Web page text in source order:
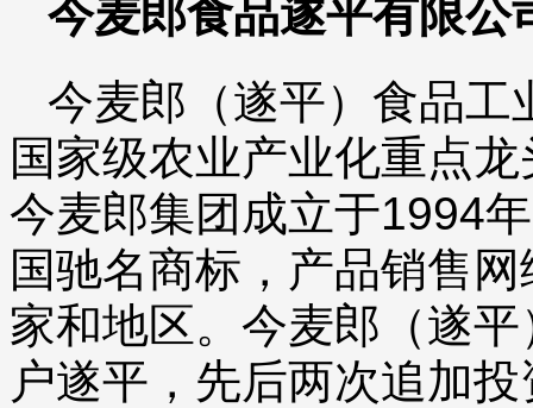
今麦郎食品遂平有限公
今麦郎（遂平）食品工
国家级农业产业化重点
今麦郎集团成立于1994
国驰名商标，产品销售
家和地区。今麦郎（遂
户遂平，先后两次追加